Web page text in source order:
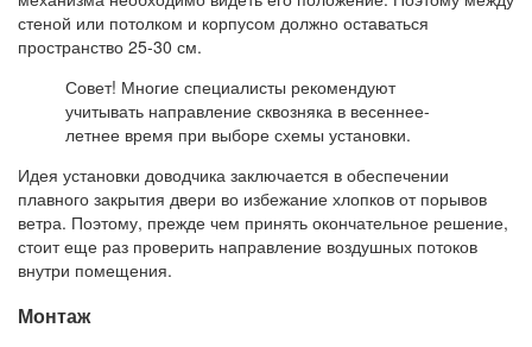
стеной или потолком и корпусом должно оставаться
пространство 25-30 см.
Совет! Многие специалисты рекомендуют
учитывать направление сквозняка в весеннее-
летнее время при выборе схемы установки.
Идея установки доводчика заключается в обеспечении
плавного закрытия двери во избежание хлопков от порывов
ветра. Поэтому, прежде чем принять окончательное решение,
стоит еще раз проверить направление воздушных потоков
внутри помещения.
Монтаж